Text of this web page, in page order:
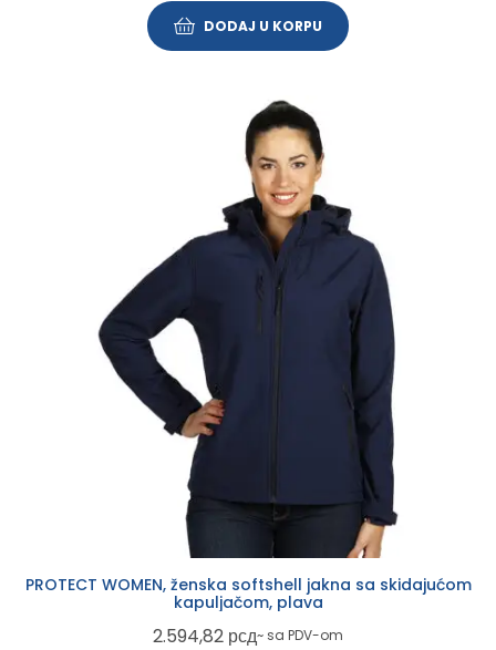
DODAJ U KORPU
PROTECT WOMEN, ženska softshell jakna sa skidajućom
kapuljačom, plava
2.594,82 рсд~ sa PDV-om